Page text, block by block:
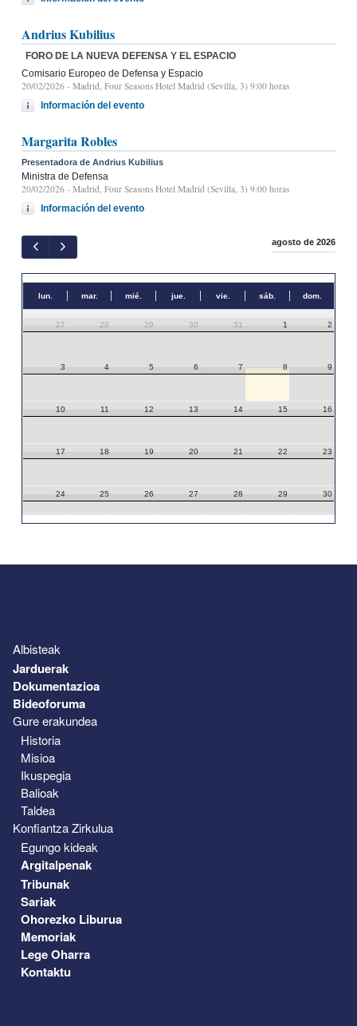
Andrius Kubilius
FORO DE LA NUEVA DEFENSA Y EL ESPACIO
Comisario Europeo de Defensa y Espacio
20/02/2026 - Madrid, Four Seasons Hotel Madrid (Sevilla, 3) 9:00 horas
Información del evento
Margarita Robles
Presentadora de Andrius Kubilius
Ministra de Defensa
20/02/2026 - Madrid, Four Seasons Hotel Madrid (Sevilla, 3) 9:00 horas
Información del evento
agosto de 2026
lun. mar. mié. jue. vie. sáb. dom.
27 28 29 30 31 1 2
3 4 5 6 7 8 9
10 11 12 13 14 15 16
17 18 19 20 21 22 23
24 25 26 27 28 29 30
Albisteak
Jarduerak
Dokumentazioa
Bideoforuma
Gure erakundea
Historia
Misioa
Ikuspegia
Balioak
Taldea
Konfiantza Zirkulua
Egungo kideak
Argitalpenak
Tribunak
Sariak
Ohorezko Liburua
Memoriak
Lege Oharra
Kontaktu